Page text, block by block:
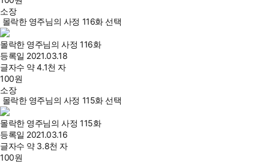
소장
몰락한 영주님의 사정 116화 선택
몰락한 영주님의 사정 116화
등록일 2021.03.18
글자수 약 4.1천 자
100원
소장
몰락한 영주님의 사정 115화 선택
몰락한 영주님의 사정 115화
등록일 2021.03.16
글자수 약 3.8천 자
100원